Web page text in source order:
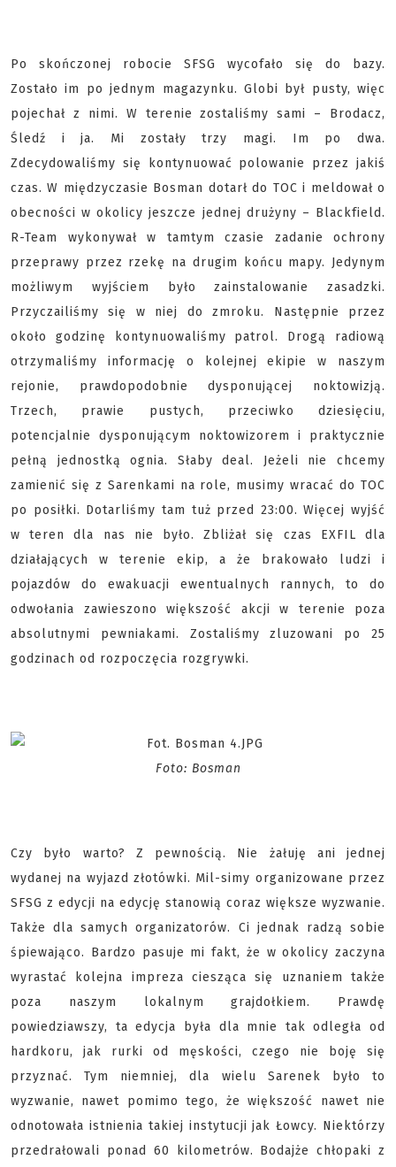
Po skończonej robocie SFSG wycofało się do bazy.
Zostało im po jednym magazynku. Globi był pusty, więc
pojechał z nimi. W terenie zostaliśmy sami – Brodacz,
Śledź i ja. Mi zostały trzy magi. Im po dwa.
Zdecydowaliśmy się kontynuować polowanie przez jakiś
czas. W międzyczasie Bosman dotarł do TOC i meldował o
obecności w okolicy jeszcze jednej drużyny – Blackfield.
R-Team wykonywał w tamtym czasie zadanie ochrony
przeprawy przez rzekę na drugim końcu mapy. Jedynym
możliwym wyjściem było zainstalowanie zasadzki.
Przyczailiśmy się w niej do zmroku. Następnie przez
około godzinę kontynuowaliśmy patrol. Drogą radiową
otrzymaliśmy informację o kolejnej ekipie w naszym
rejonie, prawdopodobnie dysponującej noktowizją.
Trzech, prawie pustych, przeciwko dziesięciu,
potencjalnie dysponującym noktowizorem i praktycznie
pełną jednostką ognia. Słaby deal. Jeżeli nie chcemy
zamienić się z Sarenkami na role, musimy wracać do TOC
po posiłki. Dotarliśmy tam tuż przed 23:00. Więcej wyjść
w teren dla nas nie było. Zbliżał się czas EXFIL dla
działających w terenie ekip, a że brakowało ludzi i
pojazdów do ewakuacji ewentualnych rannych, to do
odwołania zawieszono większość akcji w terenie poza
absolutnymi pewniakami. Zostaliśmy zluzowani po 25
godzinach od rozpoczęcia rozgrywki.
Foto: Bosman
Czy było warto? Z pewnością. Nie żałuję ani jednej
wydanej na wyjazd złotówki. Mil-simy organizowane przez
SFSG z edycji na edycję stanowią coraz większe wyzwanie.
Także dla samych organizatorów. Ci jednak radzą sobie
śpiewająco. Bardzo pasuje mi fakt, że w okolicy zaczyna
wyrastać kolejna impreza ciesząca się uznaniem także
poza naszym lokalnym grajdołkiem. Prawdę
powiedziawszy, ta edycja była dla mnie tak odległa od
hardkoru, jak rurki od męskości, czego nie boję się
przyznać. Tym niemniej, dla wielu Sarenek było to
wyzwanie, nawet pomimo tego, że większość nawet nie
odnotowała istnienia takiej instytucji jak Łowcy. Niektórzy
przedrałowali ponad 60 kilometrów. Bodajże chłopaki z